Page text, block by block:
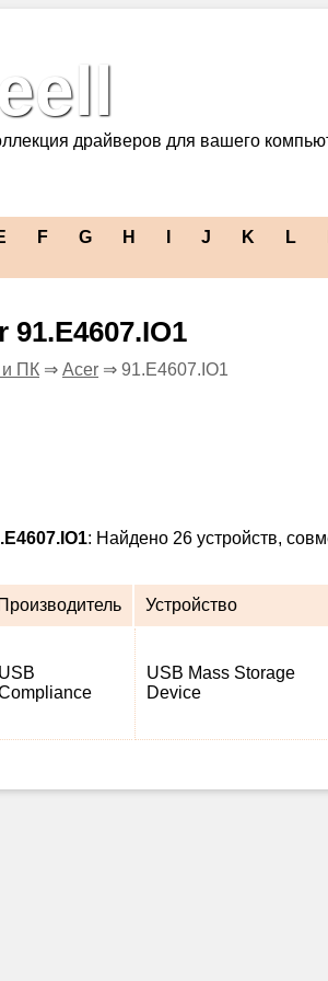
драйверов для вашего
F G H J K L
и ПК ⇒ Acer ⇒ 91.E4607.IO1
: Найдено 26 устройств,
Производитель Устройство
USB
USB Mass Storage
Device